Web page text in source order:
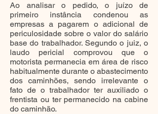
Ao analisar o pedido, o juízo de
primeiro instância condenou as
empresas a pagarem o adicional de
periculosidade sobre o valor do salário
base do trabalhador. Segundo o juiz, o
laudo pericial comprovou que o
motorista permanecia em área de risco
habitualmente durante o abastecimento
dos caminhões, sendo irrelevante o
fato de o trabalhador ter auxiliado o
frentista ou ter permanecido na cabine
do caminhão.